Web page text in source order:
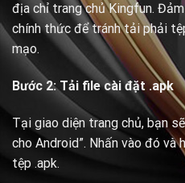
địa chỉ trang chủ Kingfun.
chính thức để tránh tải phải
mạo.
Bước 2: Tải file cài đặt .apk
Tại giao diện trang chủ, bạn
cho Android”. Nhấn vào đó
tệp .apk.